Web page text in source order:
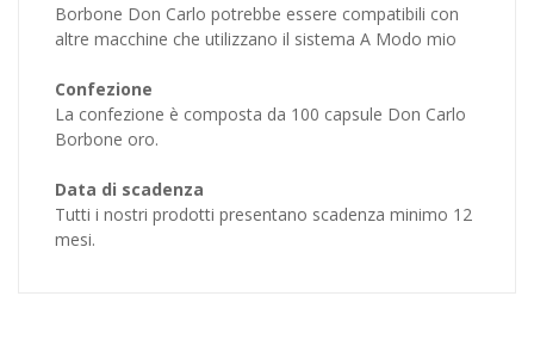
Borbone Don Carlo potrebbe essere compatibili con
altre macchine che utilizzano il sistema A Modo mio
Confezione
La confezione è composta da 100 capsule Don Carlo
Borbone oro.
Data di scadenza
Tutti i nostri prodotti presentano scadenza minimo 12
mesi.